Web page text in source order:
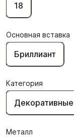
18
Основная вставка
Бриллиант
Категория
Декоративные
Металл